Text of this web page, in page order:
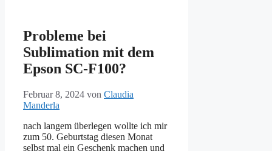
Probleme bei
Sublimation mit dem
Epson SC-F100?
Februar 8, 2024 von Claudia
Manderla
nach langem überlegen wollte ich mir
zum 50. Geburtstag diesen Monat
selbst mal ein Geschenk machen und